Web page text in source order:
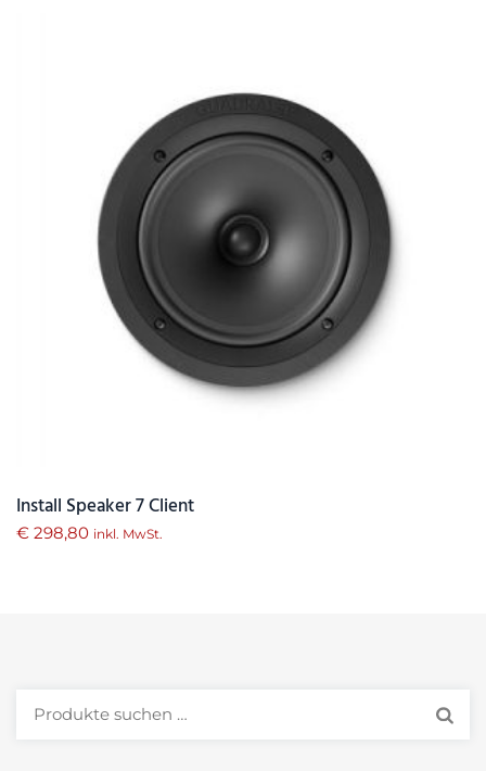
Install Speaker 7 Client
€ 298,80 inkl. MwSt.